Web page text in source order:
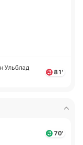
Ульблад
81'
70'